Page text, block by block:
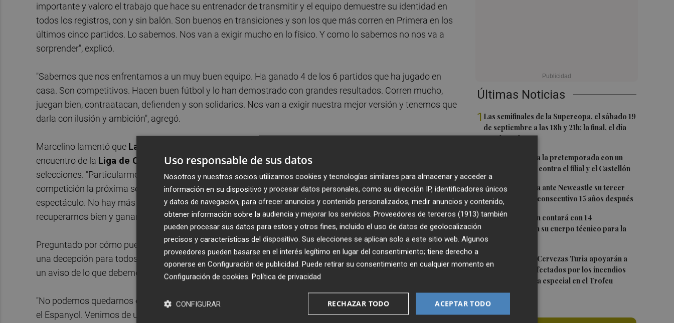
Últimas Noticias
1 Las semifinales de la Supercopa, el sábado 19
de septiembre a las 18h y 21h; la final, el día
20 a las 19h
El Levante cierra la pretemporada con un
doble amistoso: contra el filial y el Castellón
3 El Valencia busca ante Newcastle su tercer
Trofeo Naranja consecutivo 15 años después
4Carlos Corberán contará con 14
profesionales en su cuerpo técnico para la
2026-27
5 El Valencia CF y Cervezas Turia apoyarán a
los hosteleros afectados por los incendios
con una iniciativa especial en el Trofeu
Taronja
importante y valoro el trabajo que hace su entrenador de transmitir y el equipo demuestre su identidad en
todos los registros, con y sin balón. Son buenos en transiciones y son los que más corren en Primera en los
últimos cinco partidos. Lo sabemos. Nos van a exigir mucho en lo físico. Y como lo sabemos no nos va a
sorprender", explicó.
"Sabemos que nos enfrentamos a un muy buen equipo. Ha ganado 4 de los 6 partidos que ha jugado en
casa. Son competitivos. Hacen buen fútbol y lo han demostrado con grandes resultados. Corren mucho,
juegan bien, contraatacan, defienden y son solidarios. Nos van a exigir nuestra mejor versión y tenemos que
darla con ilusión y ambición", agregó.
Marcelino lamentó que LaLiga
encuentro de la Liga de Campeones y no haber competición la próxima semana por el parón de
selecciones. "Particularmente, acepto, pero no entiendo que se nos ponga en sábado el partido. No hay
competición la próxima semana y podríamos jugar el domingo. Es ilógico desde el punto de vista del
espectáculo. No hay más partidos la semana que viene. Dicho lo cual, lo aceptamos y solo pensamos en
recuperarnos bien y ganar el partido", comentó.
Preguntado por cómo puede afectar al equipo la inesperada derrota el miércoles en Chipre, señaló que "fue
una decepción para todos. Ese partido no define la temporada del Villarreal, pero nos pone en alerta. Nos da
un aviso de lo que debemos corregir para que no se vuelva a repetir".
"No podemos quedarnos en la derrota. Eso sería perder dos veces. Debemos enfocarnos en el partido contra
el Espanyol. Venimos de una buena dinámica. Estamos satisfechos con la dinámica global. En Pafos, no nos
Uso responsable de sus datos
Nosotros y nuestros socios utilizamos cookies y tecnologías similares para almacenar y acceder a
información en su dispositivo y procesar datos personales, como su dirección IP, identificadores únicos
y datos de navegación, para ofrecer anuncios y contenido personalizados, medir anuncios y contenido,
obtener información sobre la audiencia y mejorar los servicios. Proveedores de terceros (1913) también
pueden procesar sus datos para estos y otros fines, incluido el uso de datos de geolocalización
precisos y características del dispositivo. Sus elecciones se aplican solo a este sitio web. Algunos
proveedores pueden basarse en el interés legítimo en lugar del consentimiento; tiene derecho a
oponerse en Configuración de publicidad. Puede retirar su consentimiento en cualquier momento en
Configuración de cookies. Política de privacidad
ACEPTAR TODO
RECHAZAR TODO
CONFIGURAR